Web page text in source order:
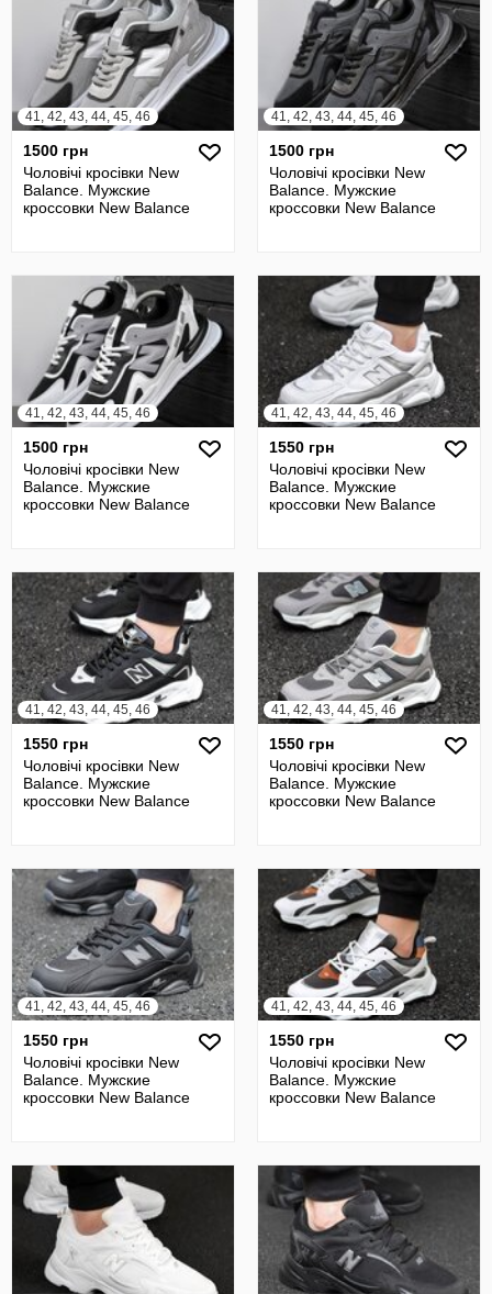
41, 42, 43, 44, 45, 46
1500 грн
Чоловічі кросівки New
Balance. Мужские
кроссовки New Balance
41, 42, 43, 44, 45, 46
1500 грн
Чоловічі кросівки New
Balance. Мужские
кроссовки New Balance
41, 42, 43, 44, 45, 46
1500 грн
Чоловічі кросівки New
Balance. Мужские
кроссовки New Balance
41, 42, 43, 44, 45, 46
1550 грн
Чоловічі кросівки New
Balance. Мужские
кроссовки New Balance
41, 42, 43, 44, 45, 46
1550 грн
Чоловічі кросівки New
Balance. Мужские
кроссовки New Balance
41, 42, 43, 44, 45, 46
1550 грн
Чоловічі кросівки New
Balance. Мужские
кроссовки New Balance
41, 42, 43, 44, 45, 46
1550 грн
Чоловічі кросівки New
Balance. Мужские
кроссовки New Balance
41, 42, 43, 44, 45, 46
1550 грн
Чоловічі кросівки New
Balance. Мужские
кроссовки New Balance